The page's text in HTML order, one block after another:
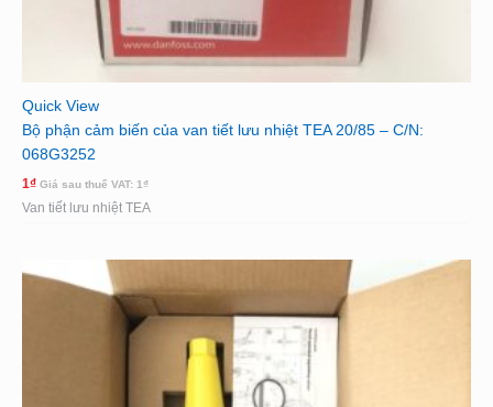
Quick View
Bộ phận cảm biến của van tiết lưu nhiệt TEA 20/85 – C/N:
068G3252
1₫ Giá sau thuế VAT: 1₫
Van tiết lưu nhiệt TEA